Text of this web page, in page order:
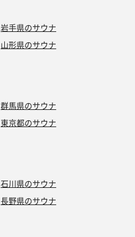
岩手県のサウナ
山形県のサウナ
群馬県のサウナ
東京都のサウナ
石川県のサウナ
長野県のサウナ